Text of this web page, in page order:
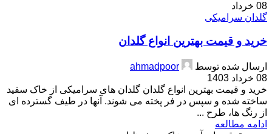
08 خرداد
گلدان سرامیکی
خرید و قیمت بهترین انواع گلدان
ارسال شده توسط
ahmadpoor
08 خرداد 1403
خرید و قیمت بهترین انواع گلدان گلدان های سرامیکی از خاک سفید
ساخته شده و سپس در فر پخته می شوند. آنها در طیف گسترده ای
از رنگ ها، طرح ...
ادامه مطالعه